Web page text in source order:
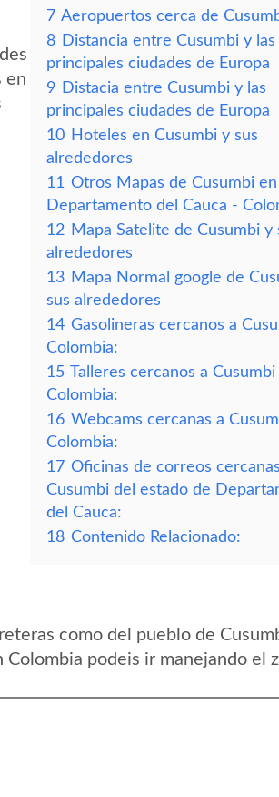
en
7 Aeropuertos cerca de
8 Distancia entre Cusumbi y las
principales ciudades de Europa
9 Distacia entre Cusumbi y las
principales ciudades de Europa
10 Hoteles en Cusumbi y sus
alrededores
11 Otros Mapas de Cusumbi en
Departamento del Cauca -
12 Mapa Satelite de Cusumbi y
alrededores
13 Mapa Normal google de
sus alrededores
14 Gasolineras cercanos a
Colombia:
15 Talleres cercanos a Cusumbi
Colombia:
16 Webcams cercanas a
Colombia:
17 Oficinas de correos
Cusumbi del estado de
del Cauca:
18 Contenido Relacionado:
como del pueblo de
podeis ir manejando el